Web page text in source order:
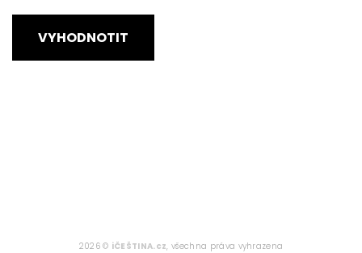
VYHODNOTIT
2026 © iČEŠTINA.cz, všechna práva vyhrazena